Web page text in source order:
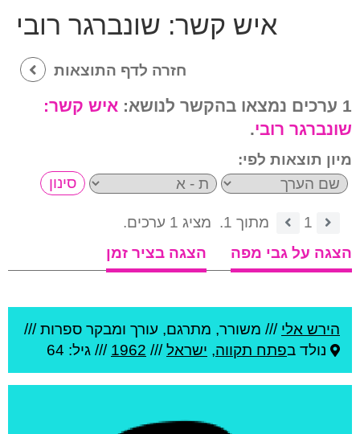
איש קשר: שונברגר רובי
חזרה לדף התוצאות
1 ערכים נמצאו בהקשר לנושא:
איש קשר:
שונברגר רובי.
מיון תוצאות לפי:
1 מתוך 1.
מציג 1 ערכים.
הצגה על גבי מפה
הצגה בציר זמן
הירש אלי /// משורר, מתרגם, עורך ומבקר ספרות ///
נולד בפתח תקווה, ישראל///
1962 /// גיל: 64